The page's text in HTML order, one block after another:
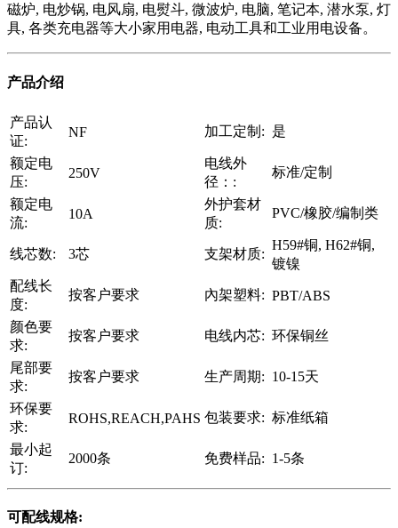
磁炉, 电炒锅, 电风扇, 电熨斗, 微波炉, 电脑, 笔记本, 潜水泵, 灯
具, 各类充电器等大小家用电器, 电动工具和工业用电设备。
产品介绍
产品认
证:
NF 加工定制: 是
额定电
压:
250V
电线外
径：:
标准/定制
额定电
流:
10A
外护套材
质:
PVC/橡胶/编制类
线芯数: 3芯 支架材质:
H59#铜, H62#铜,
镀镍
配线长
度:
按客户要求 內架塑料: PBT/ABS
颜色要
求:
按客户要求 电线内芯: 环保铜丝
尾部要
求:
按客户要求 生产周期: 10-15天
环保要
求:
ROHS,REACH,PAHS 包装要求: 标准纸箱
最小起
订:
2000条 免费样品: 1-5条
可配线规格: